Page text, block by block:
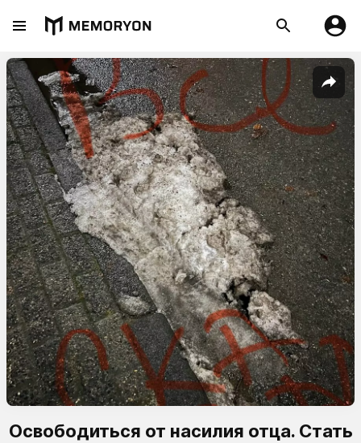
Освободиться от насилия отца. Стать